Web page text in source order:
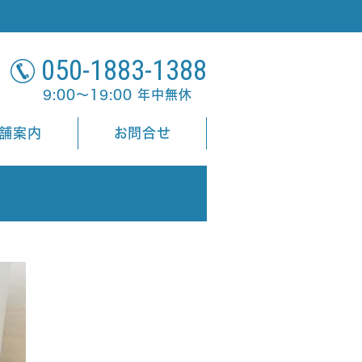
050-1883-1388
9:00～19:00 年中無休
案内 お問合せ